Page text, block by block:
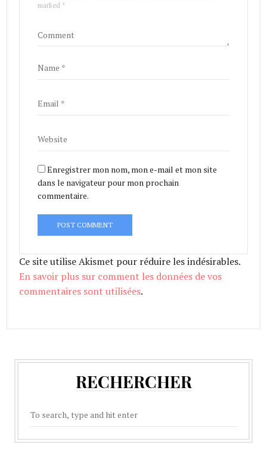
marked *
Enregistrer mon nom, mon e-mail et mon site
dans le navigateur pour mon prochain
commentaire.
Ce site utilise Akismet pour réduire les indésirables.
En savoir plus sur comment les données de vos
commentaires sont utilisées.
RECHERCHER